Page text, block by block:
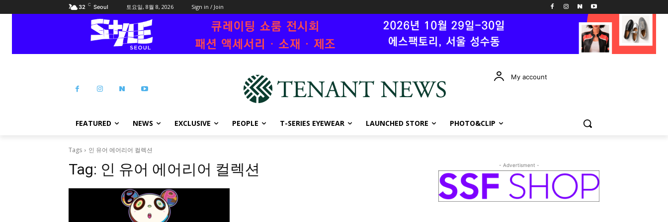
32 C Seoul 토요일, 8월 8, 2026 Sign in / Join
My account
FEATURED NEWS EXCLUSIVE PEOPLE T-SERIES EYEWEAR LAUNCHED STORE PHOTO&CLIP
Tags 인 유어 에어리어 컬렉션
Tag: 인 유어 에어리어 컬렉션 - Advertisment -